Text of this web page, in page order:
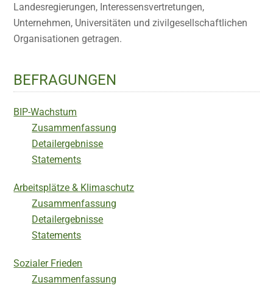
Landesregierungen, Interessensvertretungen,
Unternehmen, Universitäten und zivilgesellschaftlichen
Organisationen getragen.
BEFRAGUNGEN
BIP-Wachstum
Zusammenfassung
Detailergebnisse
Statements
Arbeitsplätze & Klimaschutz
Zusammenfassung
Detailergebnisse
Statements
Sozialer Frieden
Zusammenfassung